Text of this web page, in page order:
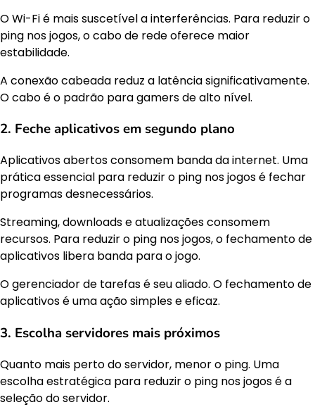
O Wi-Fi é mais suscetível a interferências. Para reduzir o
ping nos jogos, o cabo de rede oferece maior
estabilidade.
A conexão cabeada reduz a latência significativamente.
O cabo é o padrão para gamers de alto nível.
2. Feche aplicativos em segundo plano
Aplicativos abertos consomem banda da internet. Uma
prática essencial para reduzir o ping nos jogos é fechar
programas desnecessários.
Streaming, downloads e atualizações consomem
recursos. Para reduzir o ping nos jogos, o fechamento de
aplicativos libera banda para o jogo.
O gerenciador de tarefas é seu aliado. O fechamento de
aplicativos é uma ação simples e eficaz.
3. Escolha servidores mais próximos
Quanto mais perto do servidor, menor o ping. Uma
escolha estratégica para reduzir o ping nos jogos é a
seleção do servidor.